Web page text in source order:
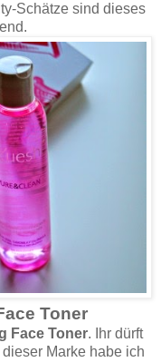
Schätze sind dieses
Toner
Face Toner. Ihr dürft
Marke habe ich